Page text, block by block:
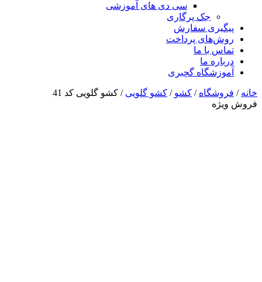
سی دی های آموزشی
جک پرگاری
پیگیری سفارش
روش‌های پرداخت
تماس با ما
درباره ما
آموزشگاه گچبری
خانه / فروشگاه / کشو / کشو گلویی / کشو گلویی کد 41
فروش ویژه